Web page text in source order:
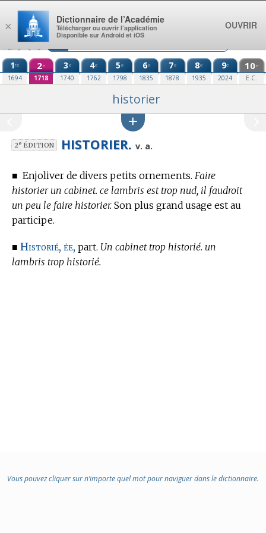
Aller au contenu
1re
1694
2e
1718
3e
1740
4e
1762
5e
1798
6e
1835
7e
1878
8e
1935
9e
2024
10e
E.C.
historier
2eÉDITION HISTORIER. v. a.
■ Enjoliver de divers petits ornements. Faire
historier un cabinet. ce lambris est trop nud, il faudroit
un peu le faire historier. Son plus grand usage est au
participe.
■ Historié, ée, part. Un cabinet trop historié. un
lambris trop historié.
Vous pouvez cliquer sur n’importe quel mot pour naviguer dans le dictionnaire.
×
Dictionnaire de l’Académie
Télécharger ou ouvrir l’application
Disponible sur Android et iOS
OUVRIR